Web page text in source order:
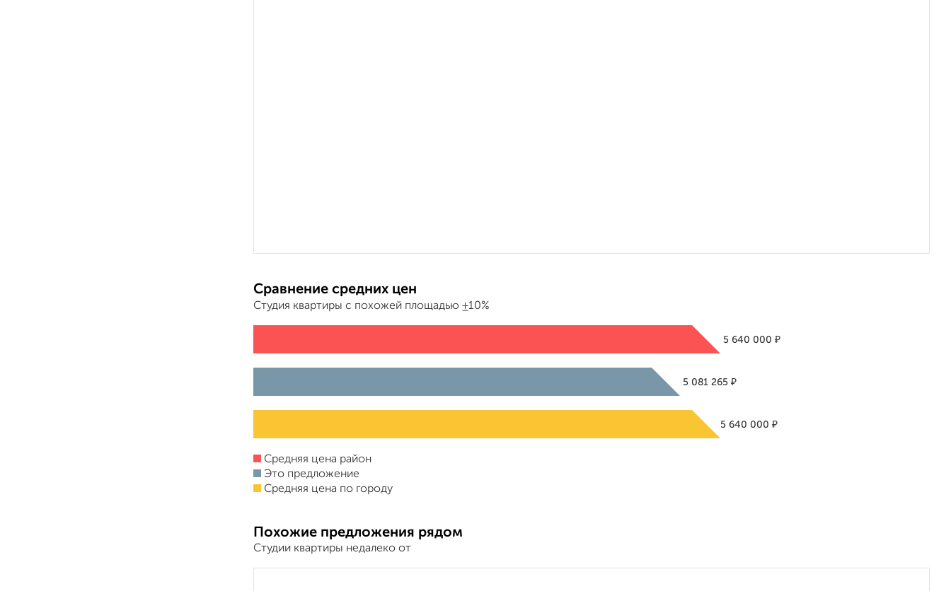
Сравнение средних цен
Студия квартиры с похожей площадью ±10%
5 640 000₽
5 081 265 ₽
5 640 000₽
Средняя цена район
Это предложение
Средняя цена по городу
Похожие предложения рядом
Студии квартиры недалеко от